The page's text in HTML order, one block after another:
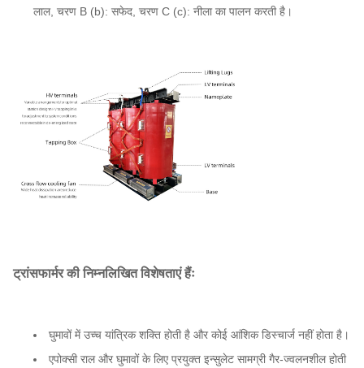
लाल, चरण B (b): सफेद, चरण C (c): नीला का पालन करती है।
ट्रांसफार्मर की निम्नलिखित विशेषताएं हैंः
घुमावों में उच्च यांत्रिक शक्ति होती है और कोई आंशिक डिस्चार्ज नहीं होता है।
एपोक्सी राल और घुमावों के लिए प्रयुक्त इन्सुलेट सामग्री गैर-ज्वलनशील होती